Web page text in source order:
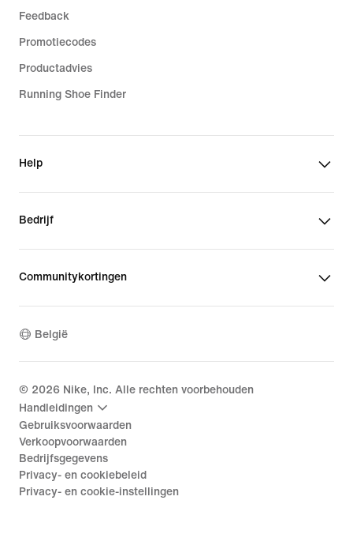
Feedback
Promotiecodes
Productadvies
Running Shoe Finder
Help
Bedrijf
Communitykortingen
België
© 2026 Nike, Inc. Alle rechten voorbehouden
Handleidingen
Gebruiksvoorwaarden
Verkoopvoorwaarden
Bedrijfsgegevens
Privacy- en cookiebeleid
Privacy- en cookie-instellingen